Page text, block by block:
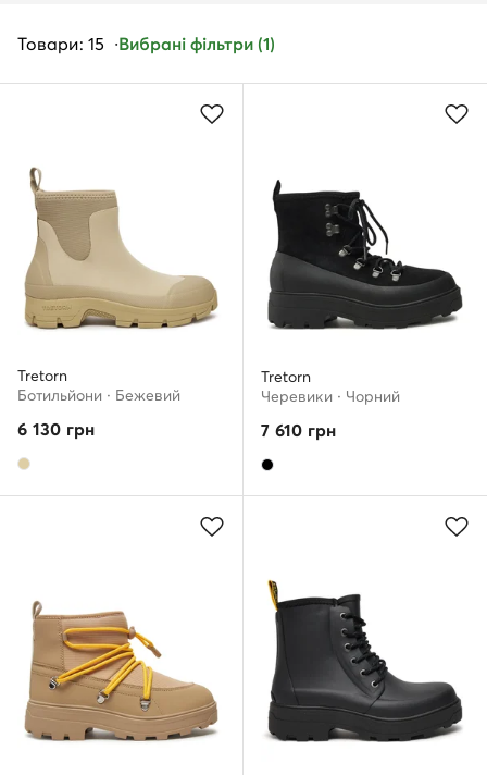
Товари: 15 Вибрані фільтри (1)
Tretorn
Ботильйони · Бежевий
6 130 грн
Tretorn
Черевики · Чорний
7 610 грн